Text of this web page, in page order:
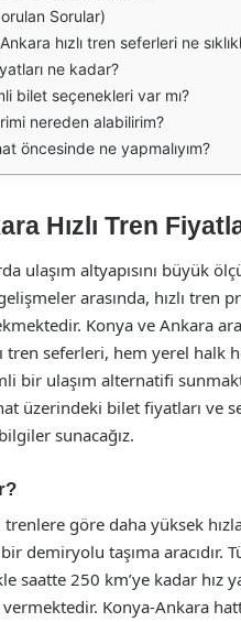
Sorular)
hızlı tren seferleri ne sıklıkla
ne kadar?
bilet seçenekleri var mı?
nereden alabilirim?
öncesinde ne yapmalıyım?
Hızlı Tren
ulaşım altyapısını büyük
arasında, hızlı tren
Konya ve Ankara
tren seferleri, hem yerel halk
bir ulaşım alternatifi
üzerindeki bilet fiyatları ve
sunacağız.
trenlere göre daha yüksek
demiryolu taşıma aracıdır.
saatte 250 km’ye kadar hız
Konya-Ankara